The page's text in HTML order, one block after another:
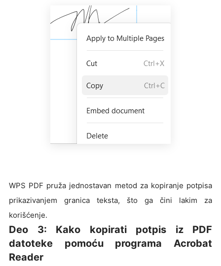
WPS PDF pruža jednostavan metod za kopiranje potpisa
prikazivanjem granica teksta, što ga čini lakim za
korišćenje.
Deo 3: Kako kopirati potpis iz PDF
datoteke pomoću programa Acrobat
Reader